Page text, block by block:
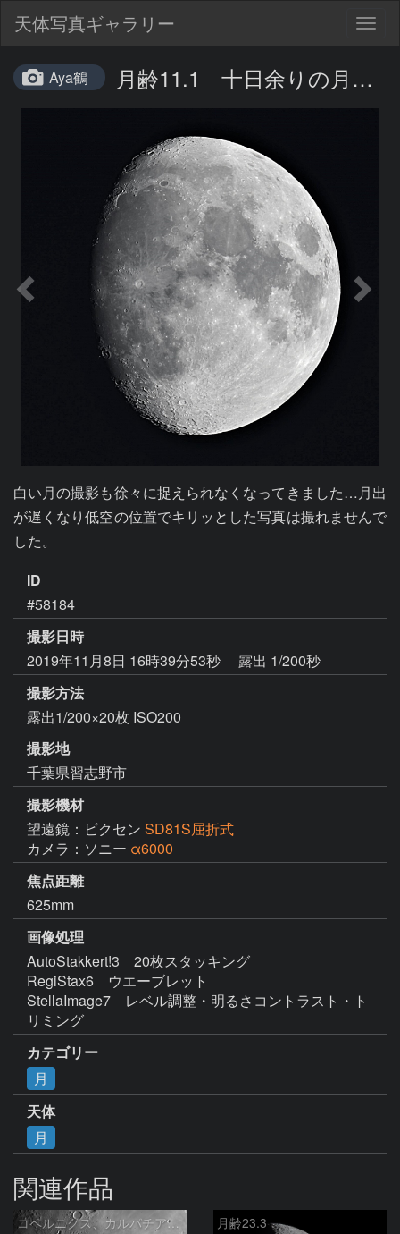
天体写真ギャラリー
Aya鶴 月齢11.1 十日余りの月…
白い月の撮影も徐々に捉えられなくなってきました…月出
が遅くなり低空の位置でキリッとした写真は撮れませんで
した。
ID
#58184
撮影日時
2019年11月8日 16時39分53秒
露出 1/200秒
撮影方法
露出1/200×20枚 ISO200
撮影地
千葉県習志野市
撮影機材
望遠鏡：ビクセン SD81S屈折式
カメラ：ソニー α6000
焦点距離
625mm
画像処理
AutoStakkert!3　20枚スタッキング
RegiStax6　ウエーブレット
StellaImage7　レベル調整・明るさコントラスト・ト
リミング
カテゴリー
月
天体
月
関連作品
コペルニクス、カルパチア山脈付近 月齢23.3